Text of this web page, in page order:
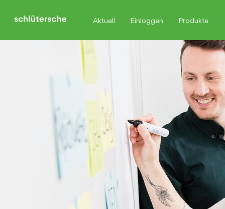
Aktuell Einloggen Produkte